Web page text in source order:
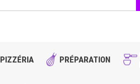
PIZZÉRIA PRÉPARATION